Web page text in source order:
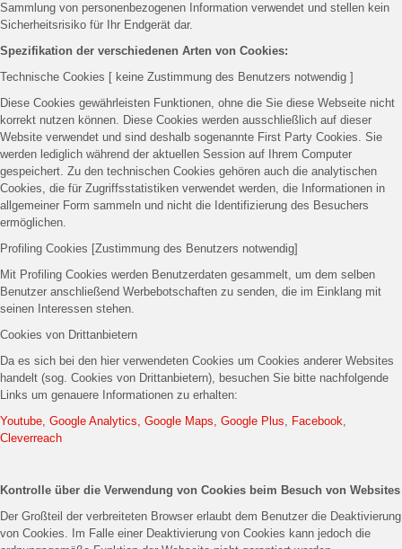
Sammlung von personenbezogenen Information verwendet und stellen kein
Sicherheitsrisiko für Ihr Endgerät dar.
Spezifikation der verschiedenen Arten von Cookies:
Technische Cookies [ keine Zustimmung des Benutzers notwendig ]
Diese Cookies gewährleisten Funktionen, ohne die Sie diese Webseite nicht
korrekt nutzen können. Diese Cookies werden ausschließlich auf dieser
Website verwendet und sind deshalb sogenannte First Party Cookies. Sie
werden lediglich während der aktuellen Session auf Ihrem Computer
gespeichert. Zu den technischen Cookies gehören auch die analytischen
Cookies, die für Zugriffsstatistiken verwendet werden, die Informationen in
allgemeiner Form sammeln und nicht die Identifizierung des Besuchers
ermöglichen.
Profiling Cookies [Zustimmung des Benutzers notwendig]
Mit Profiling Cookies werden Benutzerdaten gesammelt, um dem selben
Benutzer anschließend Werbebotschaften zu senden, die im Einklang mit
seinen Interessen stehen.
Cookies von Drittanbietern
Da es sich bei den hier verwendeten Cookies um Cookies anderer Websites
handelt (sog. Cookies von Drittanbietern), besuchen Sie bitte nachfolgende
Links um genauere Informationen zu erhalten:
Youtube, Google Analytics, Google Maps, Google Plus
Facebook
Cleverreach
Kontrolle über die Verwendung von Cookies beim Besuch von Websites
Der Großteil der verbreiteten Browser erlaubt dem Benutzer die Deaktivierung
von Cookies. Im Falle einer Deaktivierung von Cookies kann jedoch die